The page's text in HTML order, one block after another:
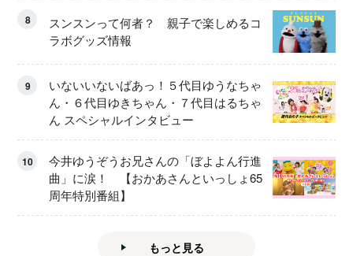
8
スンスンって何者？ 親子で楽しめるコ
ラボグッズ情報
9
いないいないばあっ！５代目ゆうなちゃ
ん・６代目ゆきちゃん・７代目はるちゃ
ん スペシャルインタビュー
10
今井ゆうぞうお兄さんの「ぼよよん行進
曲」に涙！ 【おかあさんといっしょ65
周年特別番組】
もっと見る